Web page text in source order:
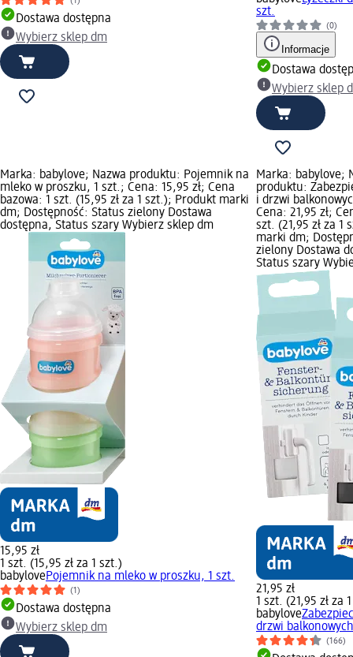
Dostawa dostępna
Wybierz sklep dm
szt.
(0)
Informacje
Dostawa
Wybierz sklep
Marka: babylove; Nazwa produktu: Pojemnik na
mleko w proszku, 1 szt.; Cena: 15,95 zł; Cena
bazowa: 1 szt. (15,95 zł za 1 szt.); Produkt marki
dm; Dostępność: Status zielony Dostawa
dostępna, Status szary Wybierz sklep dm
15,95 zł
1 szt. (15,95 zł za 1 szt.)
babylovePojemnik na mleko w proszku, 1 szt.
(1)
Dostawa dostępna
Wybierz sklep dm
Marka: babylove;
produktu:
i drzwi
Cena: 21,95 zł;
szt. (21,95 zł za 1
marki dm;
zielony Dostawa
Status szary
21,95 zł
1 szt. (21,95 zł za
babylove
drzwi
(166)